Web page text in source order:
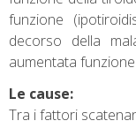
funzione
decorso della
aumentata
Le cause:
Tra i fattori